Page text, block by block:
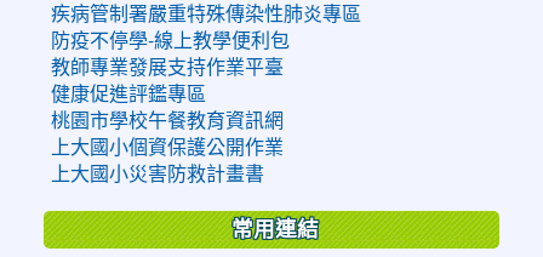
疾病管制署嚴重特殊傳染性肺炎專區
防疫不停學-線上教學便利包
教師專業發展支持作業平臺
健康促進評鑑專區
桃園市學校午餐教育資訊網
上大國小個資保護公開作業
上大國小災害防救計畫書
常用連結